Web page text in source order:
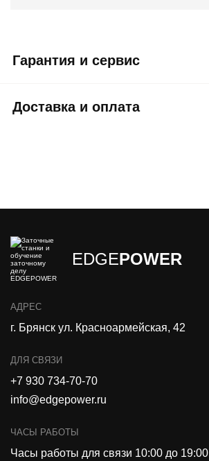
Гарантия и сервис
Доставка и оплата
EDGEPOWER
АДРЕС
г. Брянск ул. Красноармейская, 42
ДЛЯ СВЯЗИ
+7 930 734-70-70
info@edgepower.ru
ЧАСЫ РАБОТЫ
Часы работы для связи 10:00 до 19:00